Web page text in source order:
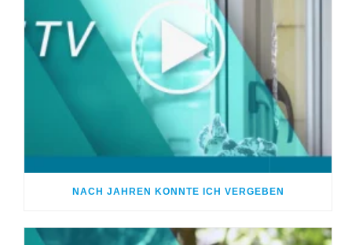
NACH JAHREN KONNTE ICH VERGEBEN